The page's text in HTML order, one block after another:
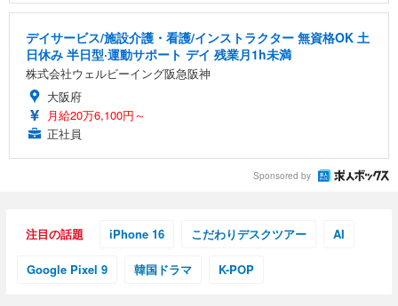
デイサービス/施設介護・看護/インストラクター 無資格OK 土
日休み 半日型·運動サポート デイ 残業月1h未満
株式会社ウェルビーイング阪急阪神
大阪府
月給20万6,100円～
正社員
Sponsored by
注目の話題 iPhone 16 こだわりデスクツアー AI
Google Pixel 9 韓国ドラマ K-POP